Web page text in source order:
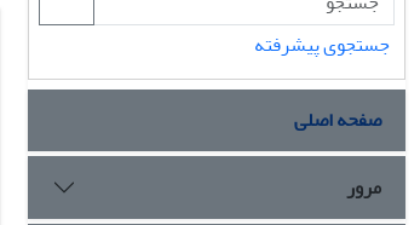
جستجوی پیشرفته
صفحه اصلی
مرور